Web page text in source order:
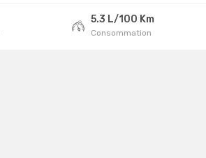
5.3 L/100 Km
Consommation